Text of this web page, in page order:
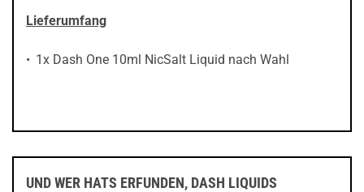
Lieferumfang
1x Dash One 10ml NicSalt Liquid nach Wahl
UND WER HATS ERFUNDEN, DASH LIQUIDS